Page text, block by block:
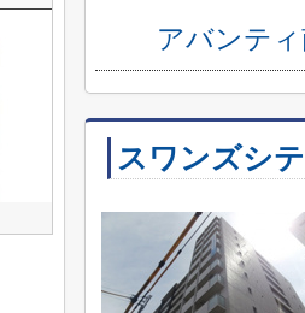
アバンテ
スワンズシ